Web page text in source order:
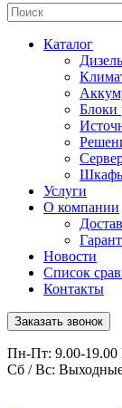
Каталог
Блоки
Услуги
О компании
Новости
Список
Контакты
Заказать звонок
Пн-Пт: 9.00-
Сб / Вс: